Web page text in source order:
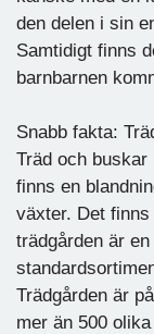
den delen i sin
Samtidigt finns
barnbarnen
Snabb fakta:
Träd och buskar
finns en
växter. Det
trädgården är
Trädgården är
mer än 500